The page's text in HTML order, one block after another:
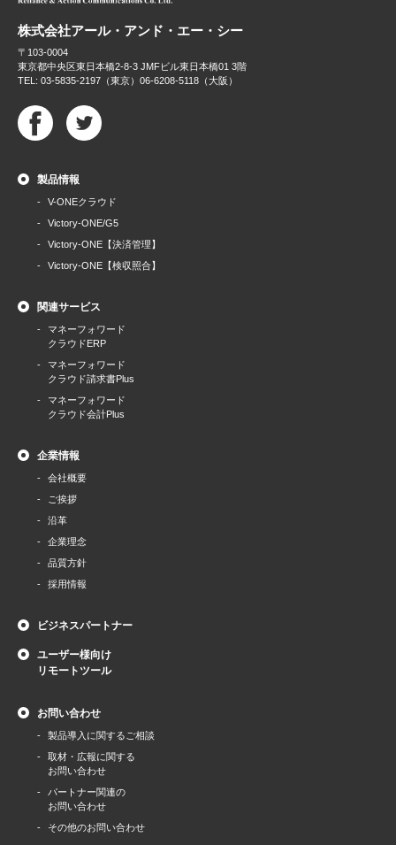
株式会社アール・アンド・エー・シー
〒103-0004
東京都中央区東日本橋2-8-3 JMFビル東日本橋01 3階
TEL: 03-5835-2197（東京）06-6208-5118（大阪）
製品情報
V-ONEクラウド
Victory-ONE/G5
Victory-ONE【決済管理】
Victory-ONE【検収照合】
関連サービス
マネーフォワード
クラウドERP
マネーフォワード
クラウド請求書Plus
マネーフォワード
クラウド会計Plus
企業情報
会社概要
ご挨拶
沿革
企業理念
品質方針
採用情報
ビジネスパートナー
ユーザー様向け
リモートツール
お問い合わせ
製品導⼊に関するご相談
取材・広報に関する
お問い合わせ
パートナー関連の
お問い合わせ
その他のお問い合わせ